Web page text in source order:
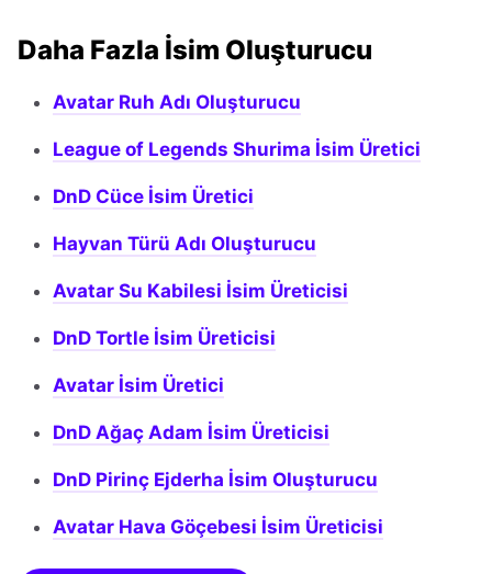
Daha Fazla İsim Oluşturucu
Avatar Ruh Adı Oluşturucu
League of Legends Shurima İsim Üretici
DnD Cüce İsim Üretici
Hayvan Türü Adı Oluşturucu
Avatar Su Kabilesi İsim Üreticisi
DnD Tortle İsim Üreticisi
Avatar İsim Üretici
DnD Ağaç Adam İsim Üreticisi
DnD Pirinç Ejderha İsim Oluşturucu
Avatar Hava Göçebesi İsim Üreticisi